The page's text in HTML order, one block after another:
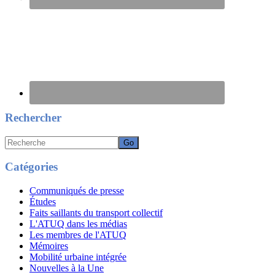
Rechercher
Recherche
Catégories
Communiqués de presse
Études
Faits saillants du transport collectif
L'ATUQ dans les médias
Les membres de l'ATUQ
Mémoires
Mobilité urbaine intégrée
Nouvelles à la Une